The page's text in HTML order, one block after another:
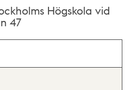
Högskola vid
47